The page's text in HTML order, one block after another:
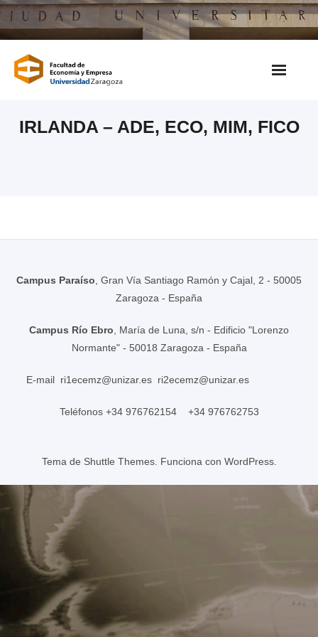
Saltar
al
IRLANDA – ADE, ECO, MIM, FICO
Campus Paraíso , Gran Vía Santiago Ramón y Cajal, 2 - 50005
Zaragoza - España
Campus Río Ebro , María de Luna, s/n - Edificio "Lorenzo
Normante" - 50018 Zaragoza - España
E-mail ri1ecemz@unizar.es ri2ecemz@unizar.es
Teléfonos +34 976762154 +34 976762753
Tema de Shuttle Themes. Funciona con WordPress.